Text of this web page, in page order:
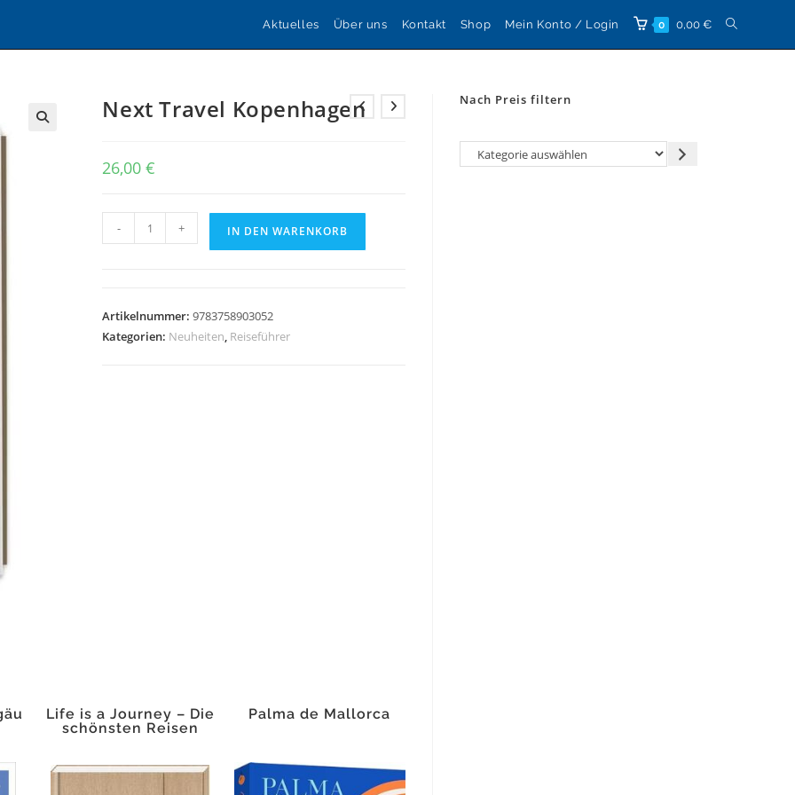
Aktuelles Über uns Kontakt Shop Mein Konto / Login 0 0,00 € Website-
Next Travel Kopenhagen
26,00€
Travel
- + IN DEN WARENKORB
Artikelnummer:9783758903052
Kategorien: Neuheiten, Reiseführer
Life is a Journey – Die
schönsten Reisen
Palma de Mallorca
Nach Preis filtern
Kategorie